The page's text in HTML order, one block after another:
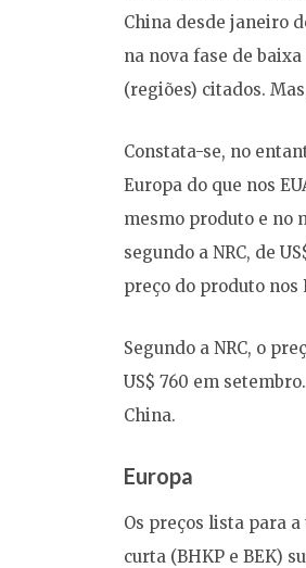
China desde janeiro
na nova fase de
(regiões) citados.
Constata-se, no
Europa do que nos
mesmo produto e no
segundo a NRC, de
preço do produto nos
Segundo a NRC, o
US$ 760 em
China.
Europa
Os preços lista para
curta (BHKP e BEK)